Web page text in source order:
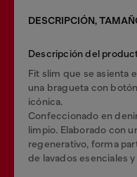
DESCRIPCIÓN,
Descripción del
Fit slim que se asienta
una bragueta con
icónica.
Confeccionado en
limpio. Elaborado con
regenerativo, forma
de lavados esenciales